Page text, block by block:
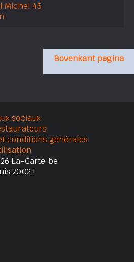
Michel 45
Bovenkant pagina
sociaux
conditions générales
La-Carte.be
2002 !